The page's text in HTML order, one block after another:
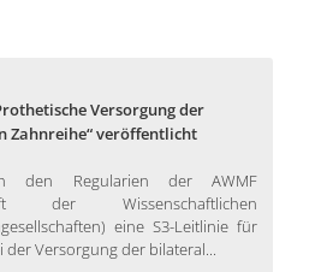
Versorgung der
Zahnreihe“ veröffentlicht
den Regularien der AWMF
der Wissenschaftlichen
eine S3-Leitlinie für
der Versorgung der bilateral...